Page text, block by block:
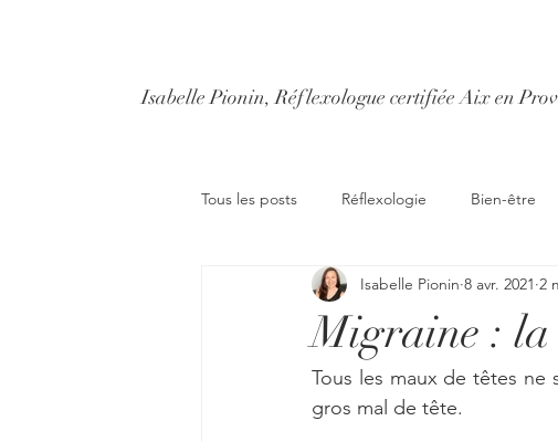
Isabelle Pionin, Réflexologue certifiée Aix en
Tous les posts Réflexologie Bien-être
Migraine : la
Isabelle Pionin 8 avr. 2021 2
Tous les maux de têtes ne
gros mal de tête.